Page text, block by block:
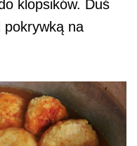
klopsików. Duś
pokrywką na